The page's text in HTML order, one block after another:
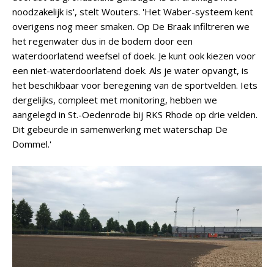
noodzakelijk is', stelt Wouters. 'Het Waber-systeem kent
overigens nog meer smaken. Op De Braak infiltreren we
het regenwater dus in de bodem door een
waterdoorlatend weefsel of doek. Je kunt ook kiezen voor
een niet-waterdoorlatend doek. Als je water opvangt, is
het beschikbaar voor beregening van de sportvelden. Iets
dergelijks, compleet met monitoring, hebben we
aangelegd in St.-Oedenrode bij RKS Rhode op drie velden.
Dit gebeurde in samenwerking met waterschap De
Dommel.'